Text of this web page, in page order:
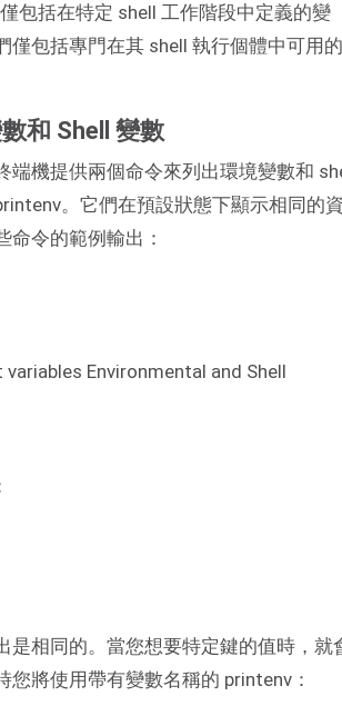
包括在特定 shell 工作階段中定義的變
僅包括專門在其 shell 執行個體中可用
和 Shell 變數
端機提供兩個命令來列出環境變數和
。它們在預設狀態下顯示相同的
命令的範例輸出：
是相同的。當您想要特定鍵的值時，就
您將使用帶有變數名稱的 printenv：